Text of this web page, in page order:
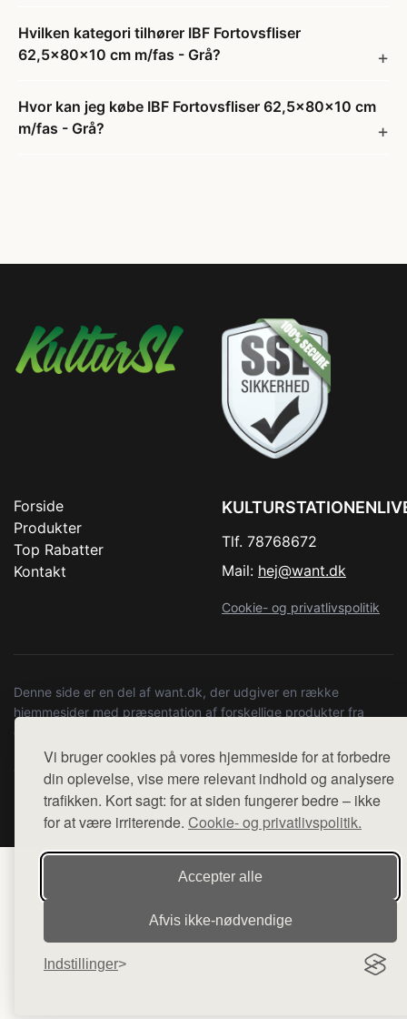
Vi bruger cookies på vores hjemmeside for at forbedre
din oplevelse, vise mere relevant indhold og analysere
trafikken. Kort sagt: for at siden fungerer bedre – ikke
for at være irriterende. Cookie- og privatlivspolitik.
Accepter alle
Afvis ikke‑nødvendige
Indstillinger
Hvilken kategori tilhører IBF Fortovsfliser
62,5x80x10 cm m/fas - Grå?
Hvor kan jeg købe IBF Fortovsfliser 62,5x80x10 cm
m/fas - Grå?
Forside
Produkter
Top Rabatter
Kontakt
Tlf. 78768672
Mail: hej@want.dk
Cookie- og privatlivspolitik
Denne side er en del af want.dk, der udgiver en række
hjemmesider med præsentation af forskellige produkter fra
diverse webshops. Der sælges ikke varer fra denne side - vi
henviser til de shops, som sælger varen. Vi har heller ikke
varerne på lager.
© 2026 kulturstationenlive.dk. Alle rettigheder forbeholdes.